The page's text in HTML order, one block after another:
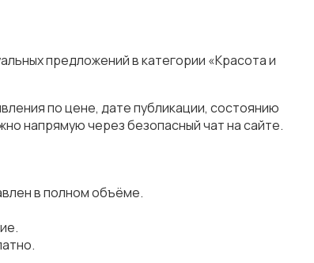
предложений в категории «Красота и
по цене, дате публикации, состоянию
напрямую через безопасный чат на сайте.
в полном объёме.